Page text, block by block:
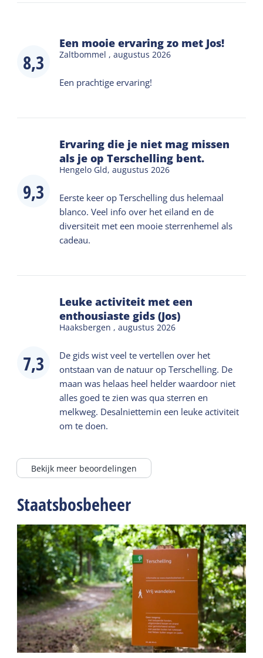
8,3
Een mooie ervaring zo met Jos!
Zaltbommel ,augustus 2026
Een prachtige ervaring!
9,3
Ervaring die je niet mag missen
als je op Terschelling bent.
Hengelo Gld,augustus 2026
Eerste keer op Terschelling dus helemaal
blanco. Veel info over het eiland en de
diversiteit met een mooie sterrenhemel als
cadeau.
7,3
Leuke activiteit met een
enthousiaste gids (Jos)
Haaksbergen ,augustus 2026
De gids wist veel te vertellen over het
ontstaan van de natuur op Terschelling. De
maan was helaas heel helder waardoor niet
alles goed te zien was qua sterren en
melkweg. Desalniettemin een leuke activiteit
om te doen.
Bekijk meer beoordelingen
Staatsbosbeheer